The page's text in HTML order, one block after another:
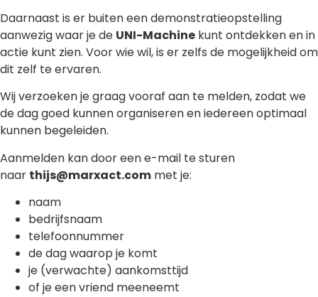
Daarnaast is er buiten een demonstratieopstelling
aanwezig waar je de UNI-Machine kunt ontdekken en in
actie kunt zien. Voor wie wil, is er zelfs de mogelijkheid om
dit zelf te ervaren.
Wij verzoeken je graag vooraf aan te melden, zodat we
de dag goed kunnen organiseren en iedereen optimaal
kunnen begeleiden.
Aanmelden kandoor een e-mail te sturen
naar thijs@marxact.com met je:
naam
bedrijfsnaam
telefoonnummer
de dag waarop je komt
je (verwachte) aankomsttijd
of je een vriend meeneemt